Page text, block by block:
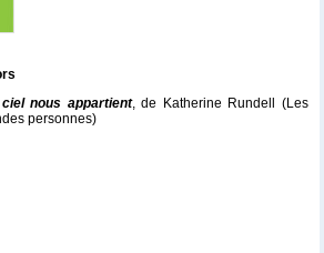
nous appartient, de Katherine Rundell (Les
personnes)